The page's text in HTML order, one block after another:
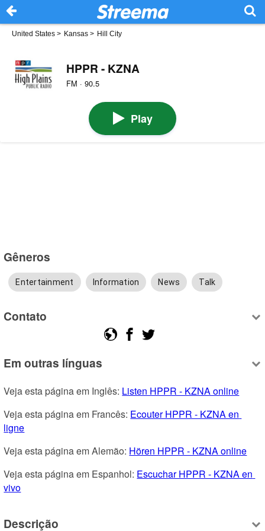
United States > Kansas > Hill City
HPPR - KZNA
FM · 90.5
Play
Gêneros
Entertainment Information News Talk
Contato
Em outras línguas
Veja esta página em Inglês: Listen HPPR - KZNA online
Veja esta página em Francês: Ecouter HPPR - KZNA en
ligne
Veja esta página em Alemão: Hören HPPR - KZNA online
Veja esta página em Espanhol: Escuchar HPPR - KZNA en
vivo
Descrição